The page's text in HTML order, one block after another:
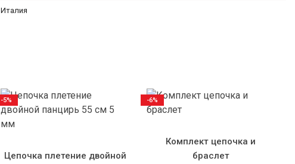
Италия
Цепочка плетение двойной
-5%
Комплект цепочка и
браслет
-6%